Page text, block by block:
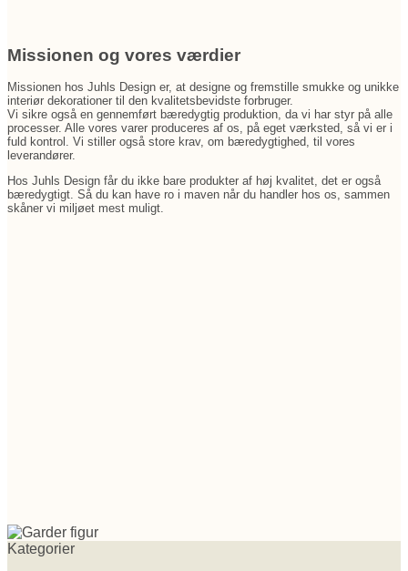
Missionen og vores værdier
Missionen hos Juhls Design er, at designe og fremstille smukke og unikke
interiør dekorationer til den kvalitetsbevidste forbruger.
Vi sikre også en gennemført bæredygtig produktion, da vi har styr på alle
processer. Alle vores varer produceres af os, på eget værksted, så vi er i
fuld kontrol. Vi stiller også store krav, om bæredygtighed, til vores
leverandører.
Hos Juhls Design får du ikke bare produkter af høj kvalitet, det er også
bæredygtigt. Så du kan have ro i maven når du handler hos os, sammen
skåner vi miljøet mest muligt.
Kategorier